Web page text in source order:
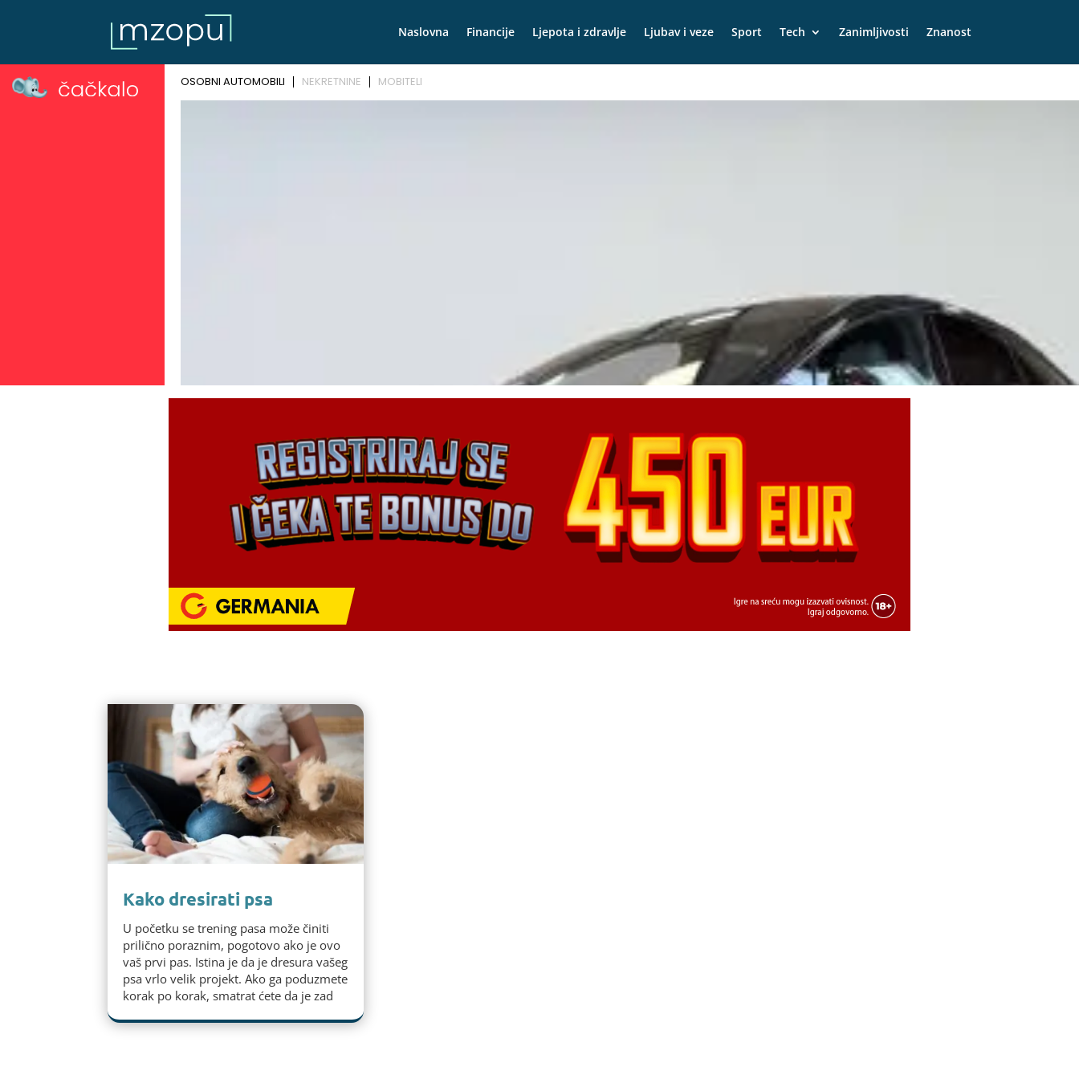
Naslovna Financije Ljepota i zdravlje Ljubav i veze Sport Tech Zanimljivosti Znanost
Kako dresirati psa
U početku se trening pasa može činiti
prilično poraznim, pogotovo ako je ovo
vaš prvi pas. Istina je da je dresura vašeg
psa vrlo velik projekt. Ako ga poduzmete
korak po korak, smatrat ćete da je zad